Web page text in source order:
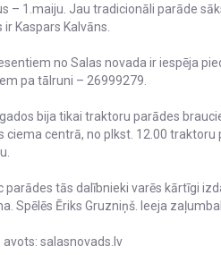
– 1.maiju. Jau tradicionāli parāde
Kaspars Kalvāns.
no Salas novada ir iespēja
pa tālruni – 26999279.
bija tikai traktoru parādes
ciema centrā, no plkst. 12.00
parādes tās dalībnieki varēs kārtīgi
Spēlēs Ēriks Gruzniņš. Ieeja
avots: salasnovads.lv